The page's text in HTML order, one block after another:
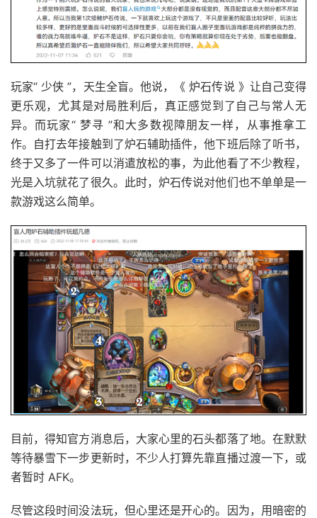
玩家“ 少侠 ”，天生全盲。他说，《 炉石传说 》让自己变得
更乐观，尤其是对局胜利后，真正感觉到了自己与常人无
异。而玩家“ 梦寻 ”和大多数视障朋友一样，从事推拿工
作。自打去年接触到了炉石辅助插件，他下班后除了听书，
终于又多了一件可以消遣放松的事，为此他看了不少教程，
光是入坑就花了很久。此时，炉石传说对他们也不单单是一
款游戏这么简单。
目前，得知官方消息后，大家心里的石头都落了地。在默默
等待暴雪下一步更新时，不少人打算先靠直播过渡一下，或
者暂时 AFK。
尽管这段时间没法玩，但心里还是开心的。因为，用暗密的